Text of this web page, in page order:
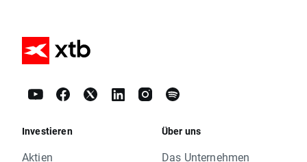
Investieren
Aktien
Über uns
Das Unternehmen